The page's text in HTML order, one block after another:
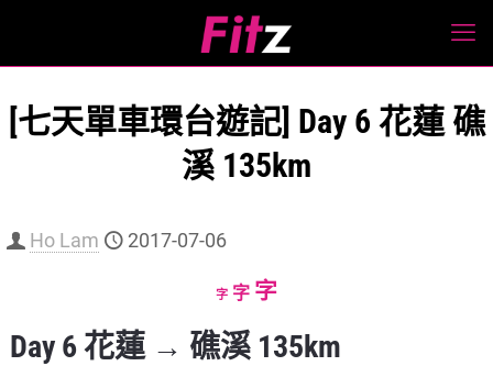
[七天單車環台遊記] Day 6 花蓮 礁
溪 135km
Ho Lam 2017-07-06
字Decrease
size.
字Reset
size.
字Increase
size.
Day 6 花蓮 → 礁溪 135km